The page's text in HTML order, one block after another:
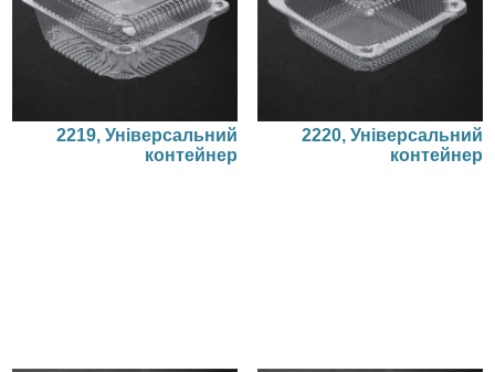
2219, Універсальний
контейнер
2220, Універсальний
контейнер